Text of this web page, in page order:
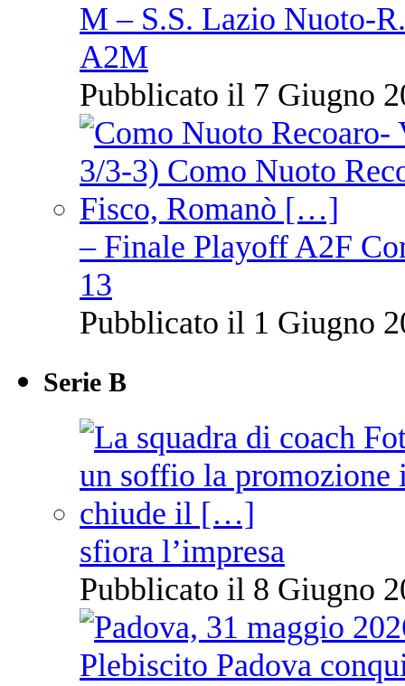
M – S.S. Lazio Nuoto-
A2M
Pubblicato il 7 Giugno
– Finale Playoff A2F
13
Pubblicato il 1 Giugno
Serie B
sfiora l’impresa
Pubblicato il 8 Giugno